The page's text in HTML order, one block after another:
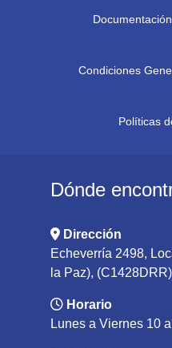
Condiciones
Políticas
Dónde
Dirección
Echeverría 2498,
la Paz),
Horario
Lunes a Viernes 10